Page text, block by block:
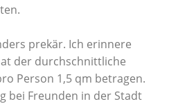
prekär. Ich erinnere
der durchschnittliche
Person 1,5 qm betragen.
bei Freunden in der Stadt